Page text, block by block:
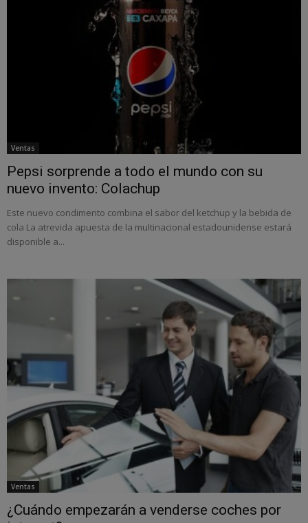
Ventas
Pepsi sorprende a todo el mundo con su
nuevo invento: Colachup
Este nuevo condimento combina el sabor del ketchup y la bebida de
cola La atrevida apuesta de la multinacional estadounidense estará
disponible a...
Ventas
¿Cuándo empezarán a venderse coches por